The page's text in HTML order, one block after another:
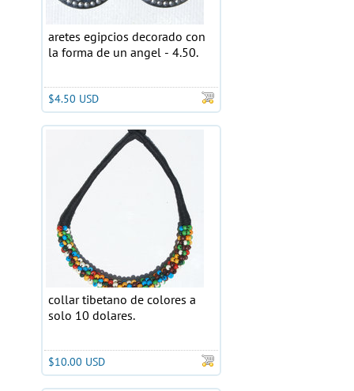
aretes egipcios decorado con
la forma de un angel - 4.50.
$4.50 USD
collar tibetano de colores a
solo 10 dolares.
$10.00 USD